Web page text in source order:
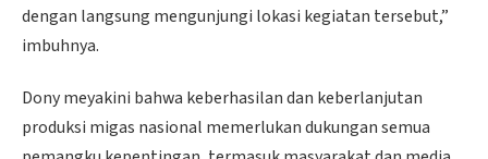
dengan langsung mengunjungi lokasi kegiatan tersebut,”
imbuhnya.
Dony meyakini bahwa keberhasilan dan keberlanjutan
produksi migas nasional memerlukan dukungan semua